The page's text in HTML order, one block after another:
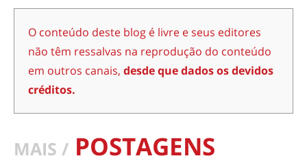
O conteúdo deste blog é livre e seus editores
não têm ressalvas na reprodução do conteúdo
em outros canais, desde que dados os devidos
créditos.
MAIS / POSTAGENS